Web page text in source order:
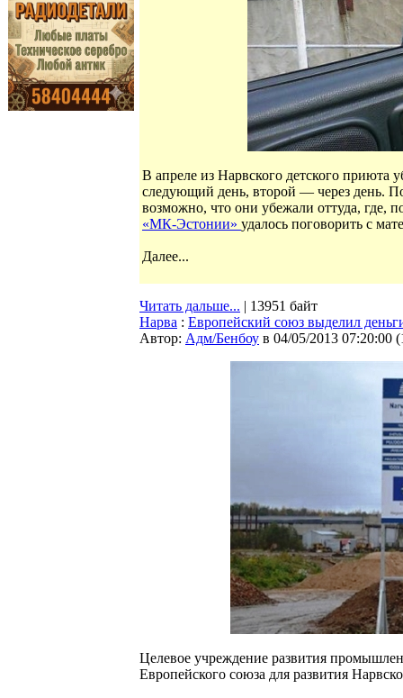
В апреле из Нарвского детского приюта
следующий день, второй — через день.
возможно, что они убежали оттуда, где,
«МК-Эстонии» удалось поговорить с
Далее...
Читать дальше... | 13951 байт
Нарва : Европейский союз выделил
Автор: Адм/Бенбоу в 04/05/2013 07:20:00 (
Целевое учреждение развития
Европейского союза для развития